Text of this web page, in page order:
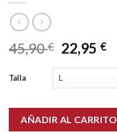
45,90€ 22,95 €
Talla
AÑADIR AL CARRITO